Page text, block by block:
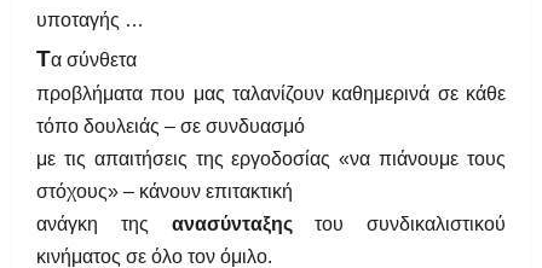
υποταγής …
Tα σύνθετα
προβλήματα που μας ταλανίζουν καθημερινά σε κάθε
τόπο δουλειάς – σε συνδυασμό
με τις απαιτήσεις της εργοδοσίας «να πιάνουμε τους
στόχους» – κάνουν επιτακτική
ανάγκη της ανασύνταξηςτου συνδικαλιστικού
κινήματος σε όλο τον όμιλο.